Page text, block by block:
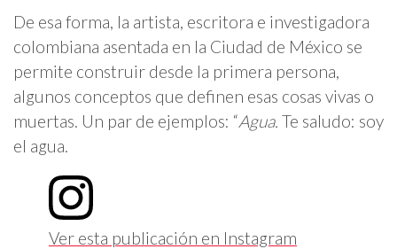
De esa forma, la artista, escritora e investigadora
colombiana asentada en la Ciudad de México se
permite construir desde la primera persona,
algunos conceptos que definen esas cosas vivas o
muertas. Un par de ejemplos: “Agua. Te saludo: soy
el agua.
Ver esta publicación en Instagram